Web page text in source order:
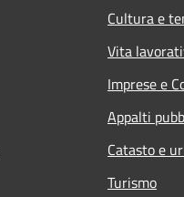
Cultura e
Vita
Imprese e
Appalti
Catasto e
Turismo